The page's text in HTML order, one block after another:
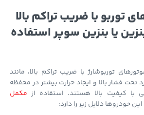
با ضریب تراکم بالا
یا بنزین سوپر استفاده
با ضریب تراکم بالا، مانند
بالا و ایجاد حرارت بیشتر در محفظه
کیفیت بالا هستند. استفاده ازمکمل
دلایل زیر را دارد: